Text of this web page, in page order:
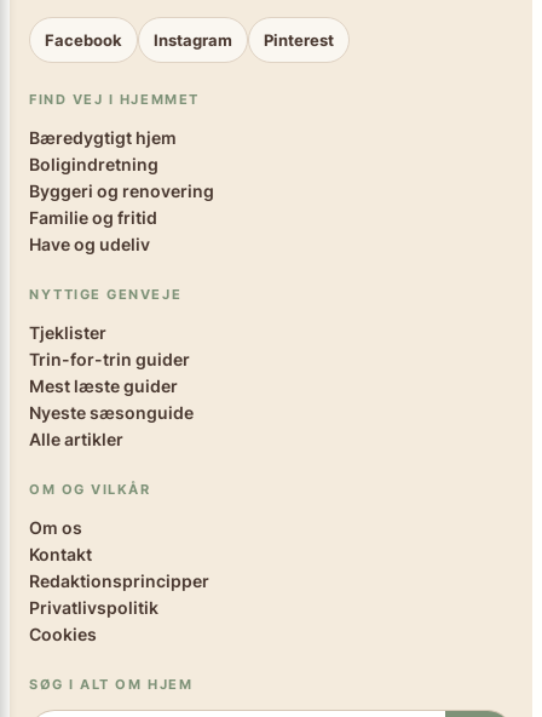
Facebook Instagram Pinterest
FIND VEJ I HJEMMET
Bæredygtigt hjem
Boligindretning
Byggeri og renovering
Familie og fritid
Have og udeliv
NYTTIGE GENVEJE
Tjeklister
Trin-for-trin guider
Mest læste guider
Nyeste sæsonguide
Alle artikler
OM OG VILKÅR
Om os
Kontakt
Redaktionsprincipper
Privatlivspolitik
Cookies
SØG I ALT OM HJEM